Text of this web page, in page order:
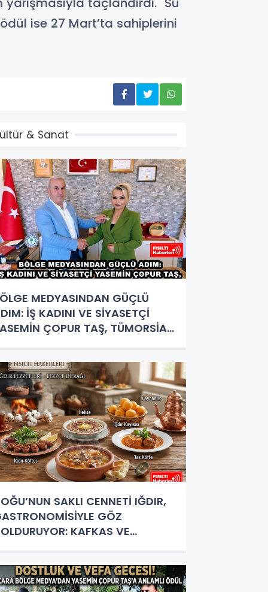
ise 27 Mart’ta sahiplerini
& Sanat
MEDYASINDAN GÜÇLÜ
İŞ KADINI VE SİYASETÇİ
ÇOPUR TAŞ, TÜMORSİAD
SAKLI CENNETİ IĞDIR,
GÖZ
KAFKAS VE